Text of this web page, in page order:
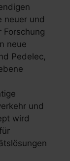
neuer und
Forschung
neue
Pedelec,
und
wird